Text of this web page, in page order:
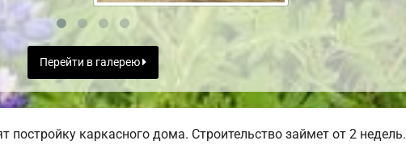
Перейти в галерею
каркасного дома. Строительство займет от 2 недель.